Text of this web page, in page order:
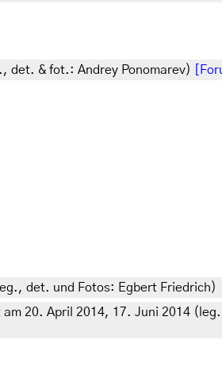
det. & fot.: Andrey Ponomarev)
det. und Fotos: Egbert Friedrich)
20. April 2014, 17. Juni 2014